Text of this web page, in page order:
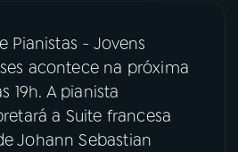
MEC
Pianistas - Jovens
acontece na próxima
19h. A pianista
a Suite francesa
Johann Sebastian